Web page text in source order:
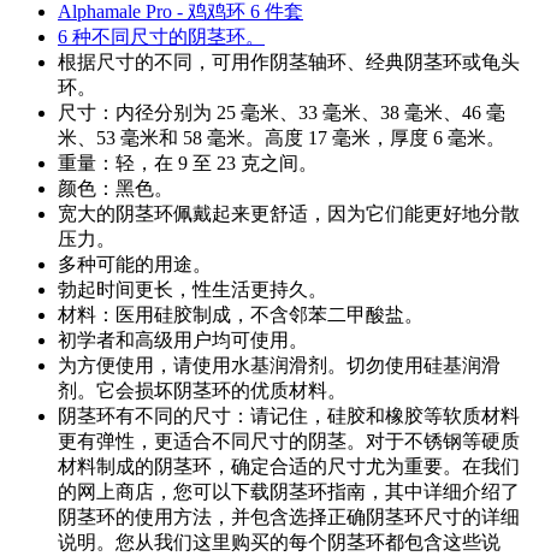
Alphamale Pro - 鸡鸡环 6 件套
6 种不同尺寸的阴茎环。
根据尺寸的不同，可用作阴茎轴环、经典阴茎环或龟头
环。
尺寸：内径分别为 25 毫米、33 毫米、38 毫米、46 毫
米、53 毫米和 58 毫米。高度 17 毫米，厚度 6 毫米。
重量：轻，在 9 至 23 克之间。
颜色：黑色。
宽大的阴茎环佩戴起来更舒适，因为它们能更好地分散
压力。
多种可能的用途。
勃起时间更长，性生活更持久。
材料：医用硅胶制成，不含邻苯二甲酸盐。
初学者和高级用户均可使用。
为方便使用，请使用水基润滑剂。切勿使用硅基润滑
剂。它会损坏阴茎环的优质材料。
阴茎环有不同的尺寸：请记住，硅胶和橡胶等软质材料
更有弹性，更适合不同尺寸的阴茎。对于不锈钢等硬质
材料制成的阴茎环，确定合适的尺寸尤为重要。在我们
的网上商店，您可以下载阴茎环指南，其中详细介绍了
阴茎环的使用方法，并包含选择正确阴茎环尺寸的详细
说明。您从我们这里购买的每个阴茎环都包含这些说